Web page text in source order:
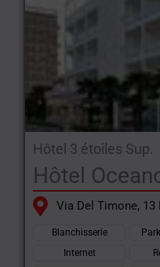
Hôtel 3 étoiles Sup.
Hôtel
Via Del Timone, 13
Blanchisserie
Internet